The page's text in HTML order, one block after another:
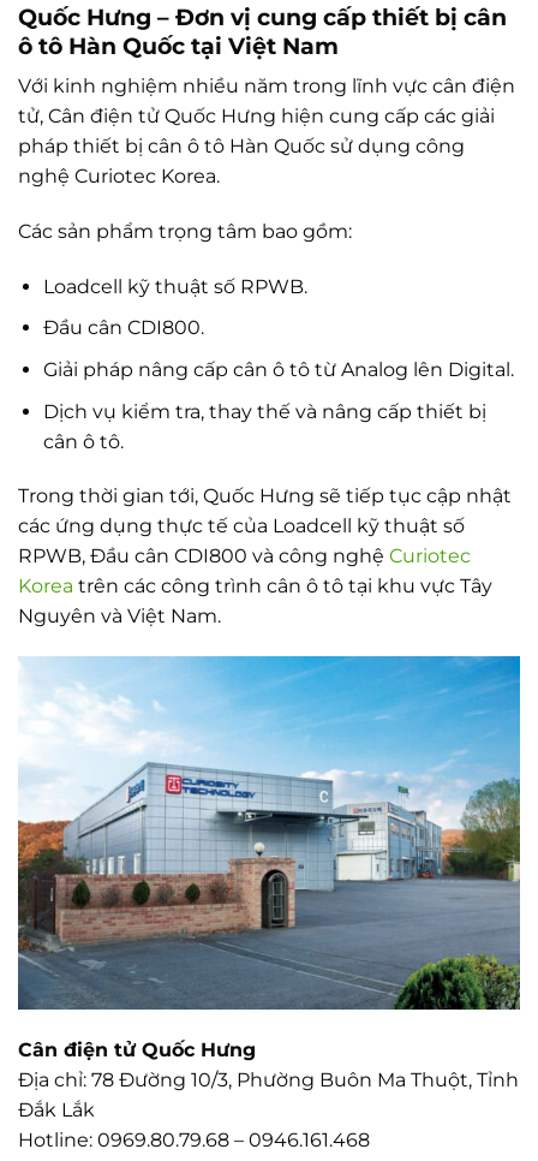
Quốc Hưng – Đơn vị cung cấp thiết bị cân
ô tô Hàn Quốc tại Việt Nam
Với kinh nghiệm nhiều năm trong lĩnh vực cân điện
tử, Cân điện tử Quốc Hưng hiện cung cấp các giải
pháp thiết bị cân ô tô Hàn Quốc sử dụng công
nghệ Curiotec Korea.
Các sản phẩm trọng tâm bao gồm:
Loadcell kỹ thuật số RPWB.
Đầu cân CDI800.
Giải pháp nâng cấp cân ô tô từ Analog lên Digital.
Dịch vụ kiểm tra, thay thế và nâng cấp thiết bị
cân ô tô.
Trong thời gian tới, Quốc Hưng sẽ tiếp tục cập nhật
các ứng dụng thực tế của Loadcell kỹ thuật số
RPWB, Đầu cân CDI800 và công nghệ Curiotec
Korea trên các công trình cân ô tô tại khu vực Tây
Nguyên và Việt Nam.
Cân điện tử Quốc Hưng
Địa chỉ: 78 Đường 10/3, Phường Buôn Ma Thuột, Tỉnh
Đắk Lắk
Hotline: 0969.80.79.68 – 0946.161.468